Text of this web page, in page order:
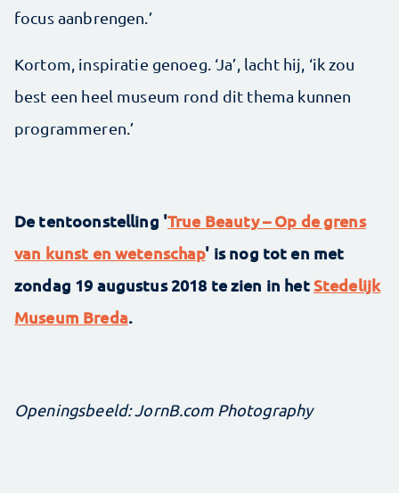
focus aanbrengen.’
Kortom, inspiratie genoeg. ‘Ja’, lacht hij, ‘ik zou
best een heel museum rond dit thema kunnen
programmeren.’
De tentoonstelling 'True Beauty – Op de grens
van kunst en wetenschap' is nog tot en met
zondag 19 augustus 2018 te zien in hetStedelijk
Museum Breda.
Openingsbeeld: JornB.com Photography